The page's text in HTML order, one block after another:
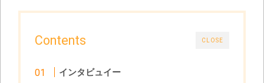
CLOSE
Contents
インタビュイー